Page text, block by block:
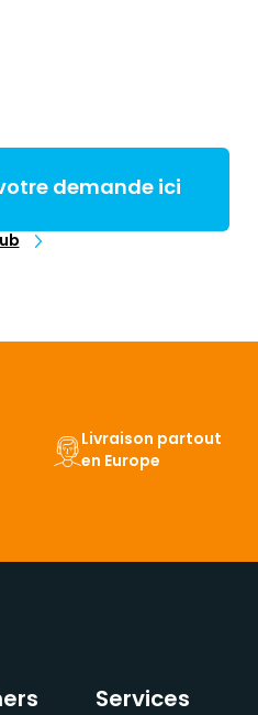
demande ici
Livraison partout
en Europe
Services